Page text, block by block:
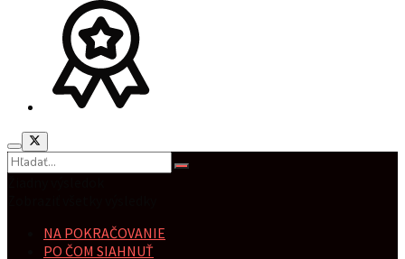
NA POKRAČOVANIE
PO ČOM SIAHNUŤ